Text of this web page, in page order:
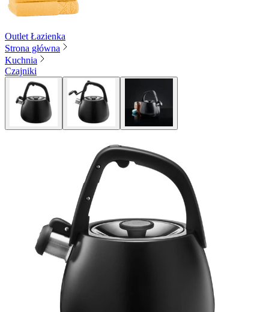
Outlet Łazienka
Strona główna
Kuchnia
Czajniki